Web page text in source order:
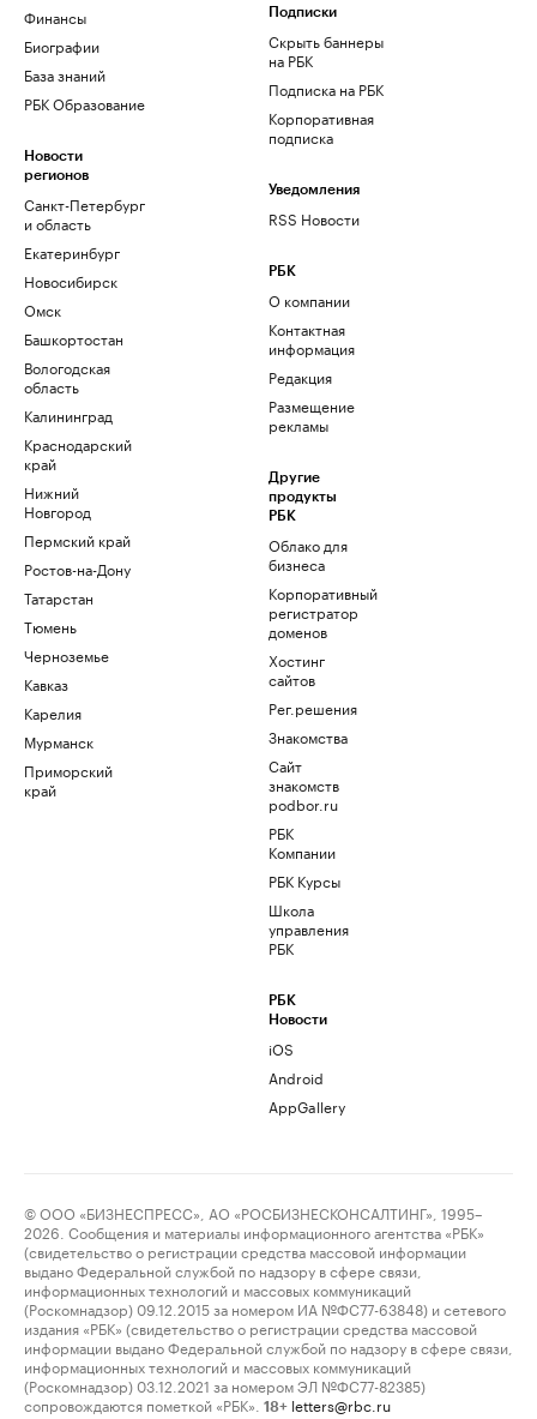
Финансы
Биографии
База знаний
РБК Образование
Новости
регионов
Санкт-Петербург
и область
Екатеринбург
Новосибирск
Омск
Башкортостан
Вологодская
область
Калининград
Краснодарский
край
Нижний
Новгород
Пермский край
Ростов-на-Дону
Татарстан
Тюмень
Черноземье
Кавказ
Карелия
Мурманск
Приморский
край
Подписки
Скрыть баннеры
на РБК
Подписка на РБК
Корпоративная
подписка
Уведомления
RSS Новости
РБК
О компании
Контактная
информация
Редакция
Размещение
рекламы
Другие
продукты
РБК
Облако для
бизнеса
Корпоративный
регистратор
доменов
Хостинг
сайтов
Рег.решения
Знакомства
Сайт
знакомств
podbor.ru
РБК
Компании
РБК Курсы
Школа
управления
РБК
РБК
Новости
iOS
Android
AppGallery
© ООО «БИЗНЕСПРЕСС», АО «РОСБИЗНЕСКОНСАЛТИНГ», 1995–
2026. Сообщения и материалы информационного агентства «РБК»
(свидетельство о регистрации средства массовой информации
выдано Федеральной службой по надзору в сфере связи,
информационных технологий и массовых коммуникаций
(Роскомнадзор) 09.12.2015 за номером ИА №ФС77-63848) и сетевого
издания «РБК» (свидетельство о регистрации средства массовой
информации выдано Федеральной службой по надзору в сфере связи,
информационных технологий и массовых коммуникаций
(Роскомнадзор) 03.12.2021 за номером ЭЛ №ФС77-82385)
сопровождаются пометкой «РБК».
18+ letters@rbc.ru